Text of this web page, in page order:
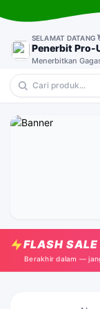
SELAMAT DATANG
Penerbit Pro-
Menerbitkan
Asma'ul Husna
Revolusi Sosial
FLASH SALE
Berakhir dalam —